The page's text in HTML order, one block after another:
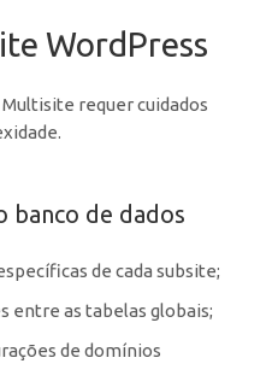
WordPress
requer cuidados
banco de dados
de cada subsite;
entre as tabelas globais;
de domínios